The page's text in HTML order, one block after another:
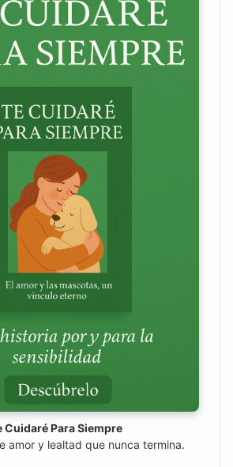
Cuidaré Para Siempre
amor y lealtad que nunca termina.